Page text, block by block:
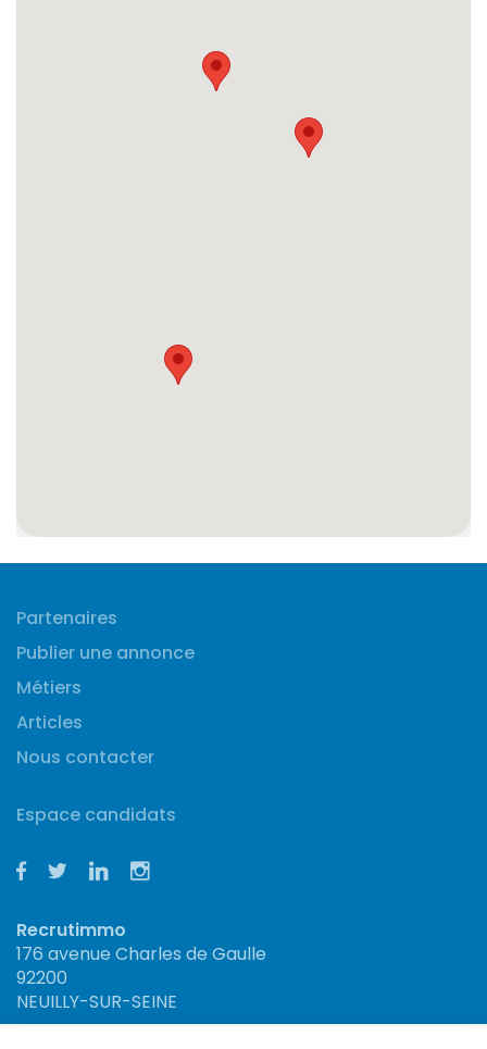
Partenaires
Publier une annonce
Métiers
Articles
Nous contacter
Espace candidats
Recrutimmo
176 avenue Charles de Gaulle
92200
NEUILLY-SUR-SEINE